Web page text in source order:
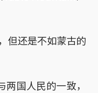
但还是不如蒙古的
国人民的一致，